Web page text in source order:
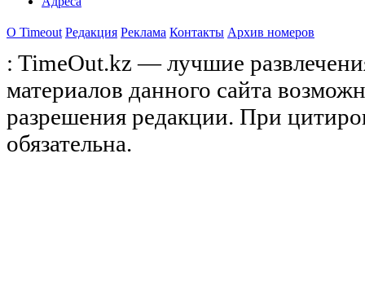
О Timeоut Редакция Реклама Контакты Архив номеров
: TimeOut.kz — лучшие
материалов данного сайта
разрешения редакции. При
обязательна.